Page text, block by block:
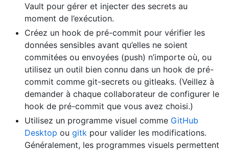
Vault pour gérer et injecter des secrets au
moment de l’exécution.
Créez un hook de pré-commit pour vérifier les
données sensibles avant qu’elles ne soient
commitées ou envoyées (push) n’importe où, ou
utilisez un outil bien connu dans un hook de pré-
commit comme git-secrets ou gitleaks. (Veillez à
demander à chaque collaborateur de configurer le
hook de pré-commit que vous avez choisi.)
Utilisez un programme visuel comme GitHub
Desktop ou gitk pour valider les modifications.
Généralement, les programmes visuels permettent